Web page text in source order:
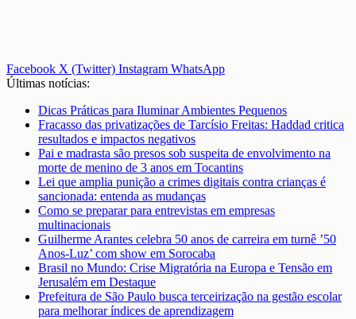
Facebook X (Twitter) Instagram WhatsApp
Últimas notícias:
Dicas Práticas para Iluminar Ambientes Pequenos
Fracasso das privatizações de Tarcísio Freitas: Haddad critica
resultados e impactos negativos
Pai e madrasta são presos sob suspeita de envolvimento na
morte de menino de 3 anos em Tocantins
Lei que amplia punição a crimes digitais contra crianças é
sancionada: entenda as mudanças
Como se preparar para entrevistas em empresas
multinacionais
Guilherme Arantes celebra 50 anos de carreira em turnê ’50
Anos-Luz’ com show em Sorocaba
Brasil no Mundo: Crise Migratória na Europa e Tensão em
Jerusalém em Destaque
Prefeitura de São Paulo busca terceirização na gestão escolar
para melhorar índices de aprendizagem